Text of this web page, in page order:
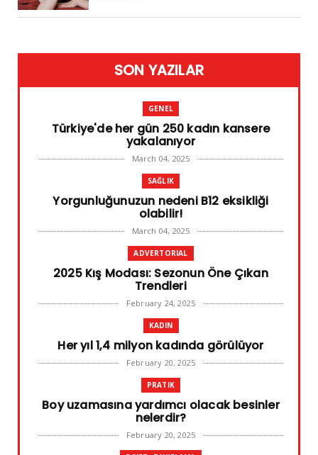
SON YAZILAR
GENEL
Türkiye'de her gün 250 kadın kansere
yakalanıyor
March 04, 2025
SAĞLIK
Yorgunluğunuzun nedeni B12 eksikliği
olabilir!
March 04, 2025
ADVERTORIAL
2025 Kış Modası: Sezonun Öne Çıkan
Trendleri
February 24, 2025
KADIN
Her yıl 1,4 milyon kadında görülüyor
February 20, 2025
PRATIK
Boy uzamasına yardımcı olacak besinler
nelerdir?
February 20, 2025